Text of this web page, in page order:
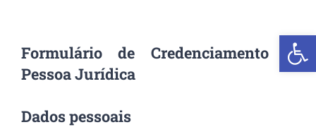
Abrir
conteúdoFormulário de Credenciamento –
Pessoa Jurídica
Dados pessoais